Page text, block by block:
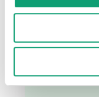
akseptert
noe som
for